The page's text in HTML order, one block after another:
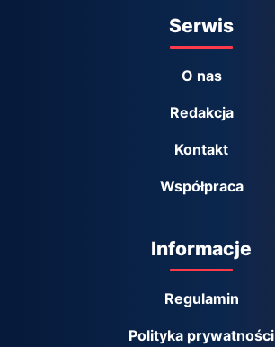
Serwis
O nas
Redakcja
Kontakt
Współpraca
Informacje
Regulamin
Polityka prywatności